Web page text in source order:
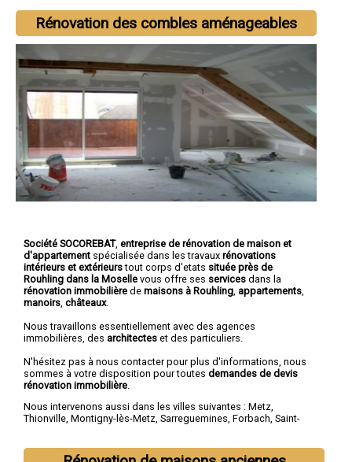
Rénovation des combles aménageables
Société SOCOREBAT, entreprise de rénovation de maison et
d'appartement spécialisée dans les travaux rénovations
intérieurs et extérieurstout corps d'etats située près de
Rouhling dans la Moselle vous offre ses services dans la
rénovation immobilière de maisons à Rouhling appartements
manoirs châteaux.
Nous travaillons essentiellement avec des agences
immobilières, des architectes et des particuliers.
N'hésitez pas à nous contacter pour plus d'informations, nous
sommes à votre disposition pour toutes demandes de devis
rénovation immobilière
Nous intervenons aussi dans les villes suivantes : Metz,
Thionville, Montigny-lès-Metz, Sarreguemines, Forbach, Saint-